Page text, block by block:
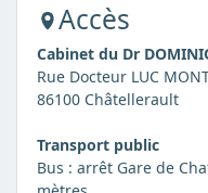
Accès
Cabinet du Dr
Rue Docteur LUC
86100 Châtellerault
Transport public
Bus : arrêt Gare de